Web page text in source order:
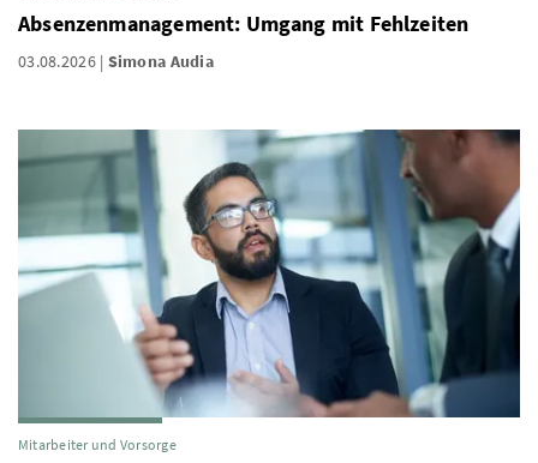
Absenzenmanagement: Umgang mit Fehlzeiten
03.08.2026 Simona Audia
Mitarbeiter und Vorsorge